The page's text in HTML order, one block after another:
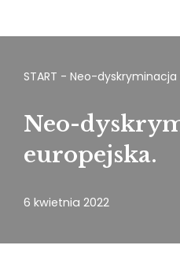
treści
START - Neo-dyskryminacja
Neo-
europejska.
6 kwietnia 2022